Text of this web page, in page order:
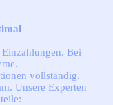
Bei
vollständig.
Unsere Experten